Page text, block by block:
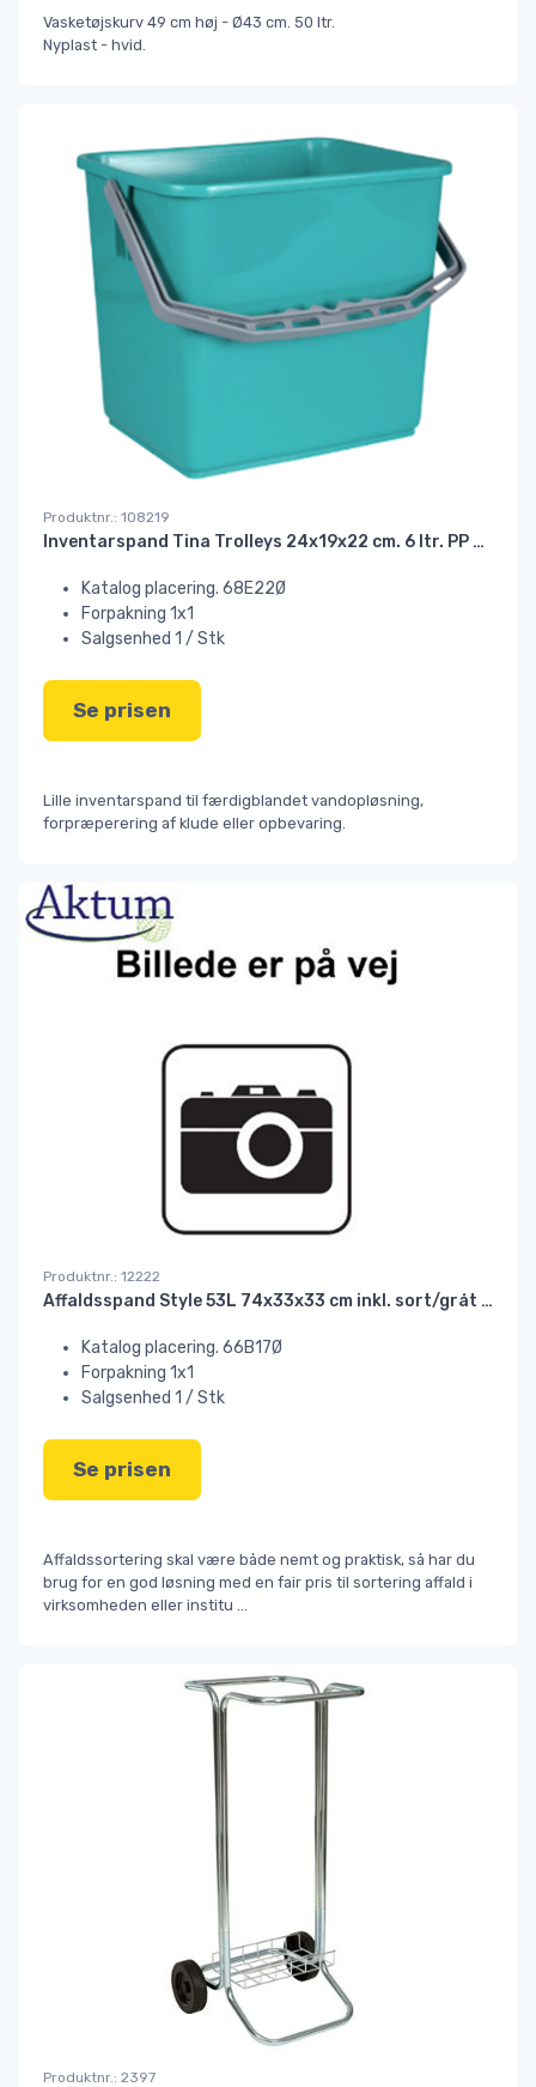
Vasketøjskurv 49 cm høj - Ø43 cm. 50 ltr.
Nyplast - hvid.
Produktnr.: 108219
Inventarspand Tina Trolleys 24x19x22 cm. 6 ltr. PP grøn#
Katalog placering. 68E22Ø
Forpakning 1x1
Salgsenhed 1 / Stk
Se prisen
Lille inventarspand til færdigblandet vandopløsning,
forpræperering af klude eller opbevaring.
Produktnr.: 12222
Affaldsspand Style 53L 74x33x33 cm inkl. sort/gråt låg#
Katalog placering. 66B17Ø
Forpakning 1x1
Salgsenhed 1 / Stk
Se prisen
Affaldssortering skal være både nemt og praktisk, så har du
brug for en god løsning med en fair pris til sortering affald i
virksomheden eller institu ...
Produktnr.: 2397